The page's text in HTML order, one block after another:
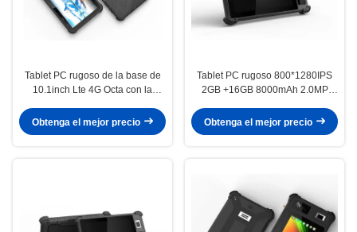
Tablet PC rugoso de la base de
10.1inch Lte 4G Octa con la
Rfid
Obtenga el mejor precio
Tablet PC rugoso 800*1280IPS
2GB +16GB 8000mAh 2.0MP
Obtenga el mejor precio